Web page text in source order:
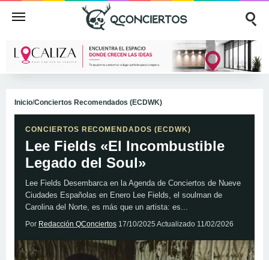
Inicio/Conciertos Recomendados (ECDWK)
CONCIERTOS RECOMENDADOS (ECDWK)
Lee Fields «El Incombustible
Legado del Soul»
Lee Fields Desembarca en la Agenda de Conciertos de Nueve
Ciudades Españolas en Enero Lee Fields, el soulman de
Carolina del Norte, es más que un artista: es...
Por Redacción QConciertos 17/10/2025 Actualizado 11/02/2026